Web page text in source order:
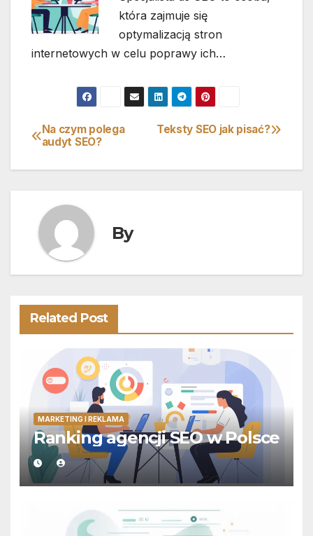
która zajmuje się
optymalizacją stron
internetowych w celu poprawy ich…
Nawigacja
wpisu
Teksty SEO jak pisać?
Na czym polega
audyt SEO?
By
Related Post
MARKETING I REKLAMA
Ranking agencji SEO w Polsce